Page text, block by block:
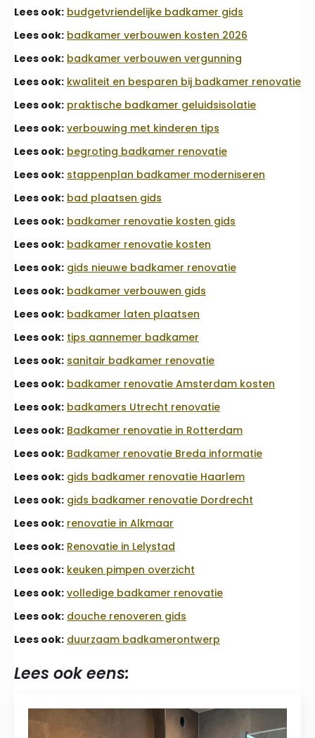
Lees ook: budgetvriendelijke badkamer gids
Lees ook: badkamer verbouwen kosten 2026
Lees ook: badkamer verbouwen vergunning
Lees ook: kwaliteit en besparen bij badkamer renovatie
Lees ook: praktische badkamer geluidsisolatie
Lees ook: verbouwing met kinderen tips
Lees ook: begroting badkamer renovatie
Lees ook: stappenplan badkamer moderniseren
Lees ook: bad plaatsen gids
Lees ook: badkamer renovatie kosten gids
Lees ook: badkamer renovatie kosten
Lees ook: gids nieuwe badkamer renovatie
Lees ook: badkamer verbouwen gids
Lees ook: badkamer laten plaatsen
Lees ook: tips aannemer badkamer
Lees ook: sanitair badkamer renovatie
Lees ook: badkamer renovatie Amsterdam kosten
Lees ook: badkamers Utrecht renovatie
Lees ook: Badkamer renovatie in Rotterdam
Lees ook: Badkamer renovatie Breda informatie
Lees ook: gids badkamer renovatie Haarlem
Lees ook: gids badkamer renovatie Dordrecht
Lees ook: renovatie in Alkmaar
Lees ook: Renovatie in Lelystad
Lees ook: keuken pimpen overzicht
Lees ook: volledige badkamer renovatie
Lees ook: douche renoveren gids
Lees ook: duurzaam badkamerontwerp
Lees ook eens: